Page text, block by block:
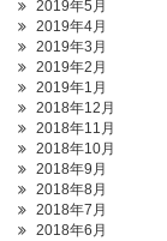
2019年5月
2019年4月
2019年3月
2019年2月
2019年1月
2018年12月
2018年11月
2018年10月
2018年9月
2018年8月
2018年7月
2018年6月